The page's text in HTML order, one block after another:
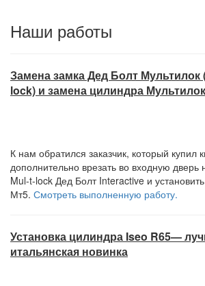
Наши работы
Замена замка Дед Болт Мультилок
lock) и замена цилиндра
К нам обратился заказчик, который купил
дополнительно врезать во входную
Mul-t-lock Дед Болт Interactive и
Мт5. Смотреть выполненную работу.
Установка цилиндра Iseo R65—
итальянская новинка